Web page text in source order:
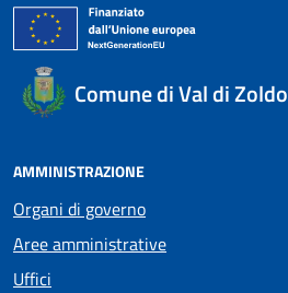
Comune di Val di Zoldo
AMMINISTRAZIONE
Organi di governo
Aree amministrative
Uffici